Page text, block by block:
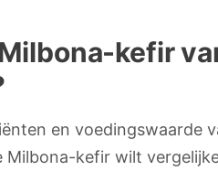
kefir
en voedingswaarde
Milbona-kefir wilt